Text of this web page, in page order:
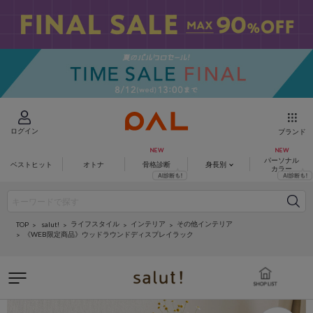
ログイン ブランド
ベストヒット オトナ 骨格診断 身長別
パーソナル
カラー
TOP salut! ライフスタイル インテリア
その他インテリア
《WEB限定商品》ウッドラウンドディスプレイラック